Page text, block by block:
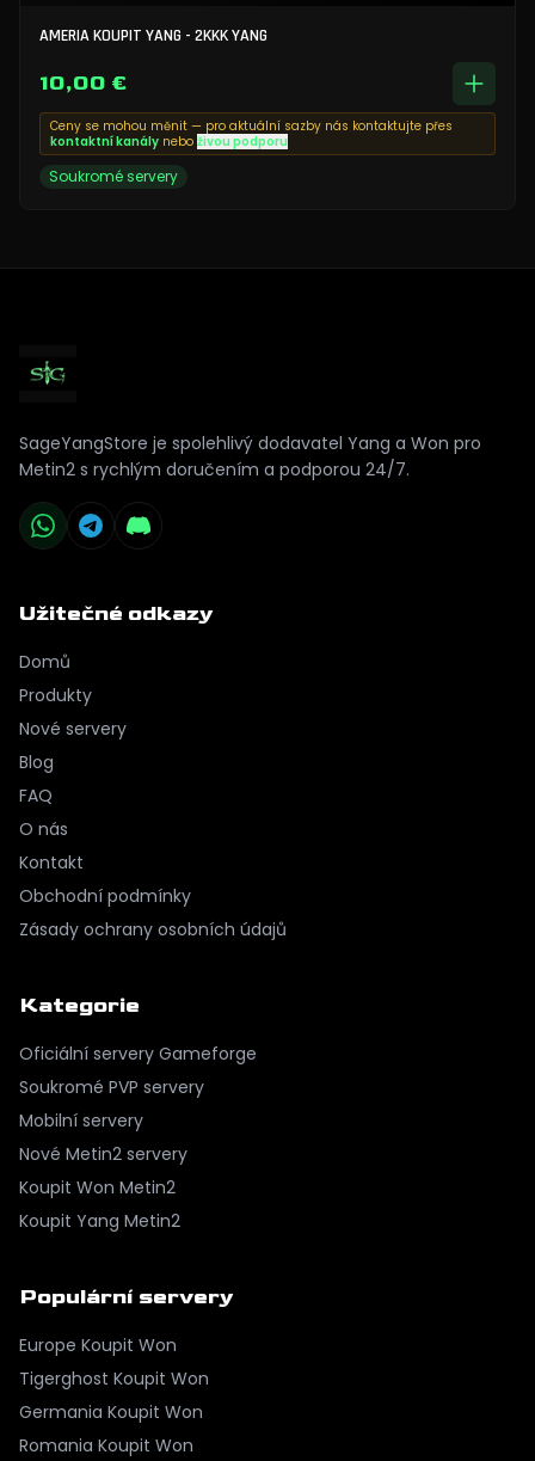
AMERIA KOUPIT YANG - 2KKK YANG
10,00 €
Ceny se mohou měnit — pro aktuální sazby nás kontaktujte přes
kontaktní kanály nebo živou podporu
Soukromé servery
SageYangStore je spolehlivý dodavatel Yang a Won pro
Metin2 s rychlým doručením a podporou 24/7.
Užitečné odkazy
Domů
Produkty
Nové servery
Blog
FAQ
O nás
Kontakt
Obchodní podmínky
Zásady ochrany osobních údajů
Kategorie
Oficiální servery Gameforge
Soukromé PVP servery
Mobilní servery
Nové Metin2 servery
Koupit Won Metin2
Koupit Yang Metin2
Populární servery
Europe Koupit Won
Tigerghost Koupit Won
Germania Koupit Won
Romania Koupit Won